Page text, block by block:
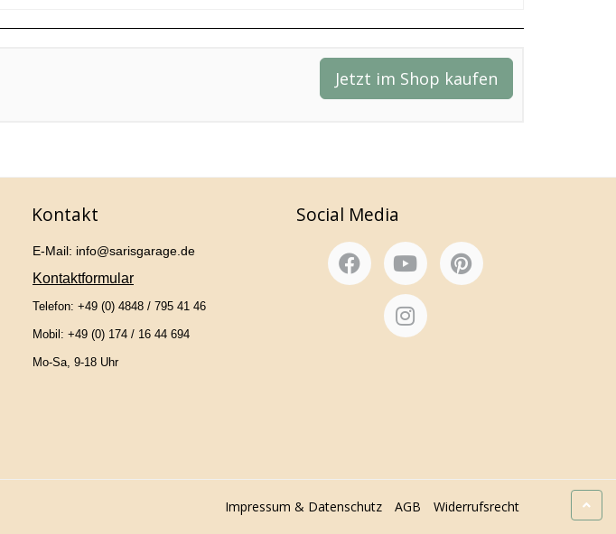
Jetzt im Shop kaufen
Kontakt
E-Mail: info@sarisgarage.de
Kontaktformular
Telefon: +49 (0) 4848 / 795 41 46
Mobil: +49 (0) 174 / 16 44 694
Mo-Sa, 9-18 Uhr
Social Media
Impressum & Datenschutz AGB Widerrufsrecht